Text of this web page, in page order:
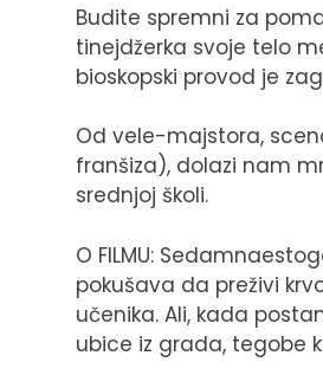
Budite spremni za
tinejdžerka svoje telo
bioskopski provod je
Od vele-majstora,
franšiza), dolazi nam
srednjoj školi.
O FILMU:
pokušava da preživi
učenika. Ali, kada
ubice iz grada, tegobe